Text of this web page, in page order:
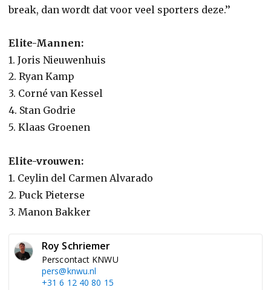
break, dan wordt dat voor veel sporters deze.’’
Elite-Mannen:
1. Joris Nieuwenhuis
2. Ryan Kamp
3. Corné van Kessel
4. Stan Godrie
5. Klaas Groenen
Elite-vrouwen:
1. Ceylin del Carmen Alvarado
2. Puck Pieterse
3. Manon Bakker
Roy Schriemer
Perscontact KNWU
pers@knwu.nl
+31 6 12 40 80 15